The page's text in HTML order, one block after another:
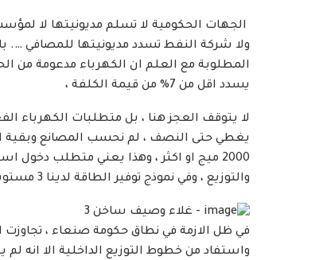
الجهات الحكومية لا تسلم مديونيتها لا
المطلوبة مع العلم ان الكهرباء مدعومة من
يسدد اقل من 7% من قيمة الكلفة ،
يغطي حتى النصف ، لم نحسب المصانع وبقية
2000 ميج او اكثر ، وهذا يعني متطلب دخول
والتوزيع ، وفي نموذج توفير الطاقة لدينا 3 مستويات:
في ظل الازمة في نطاق حكومة صنعاء ، تجاوزت
واستفاد من خطوط التوزيع الداخلية الا